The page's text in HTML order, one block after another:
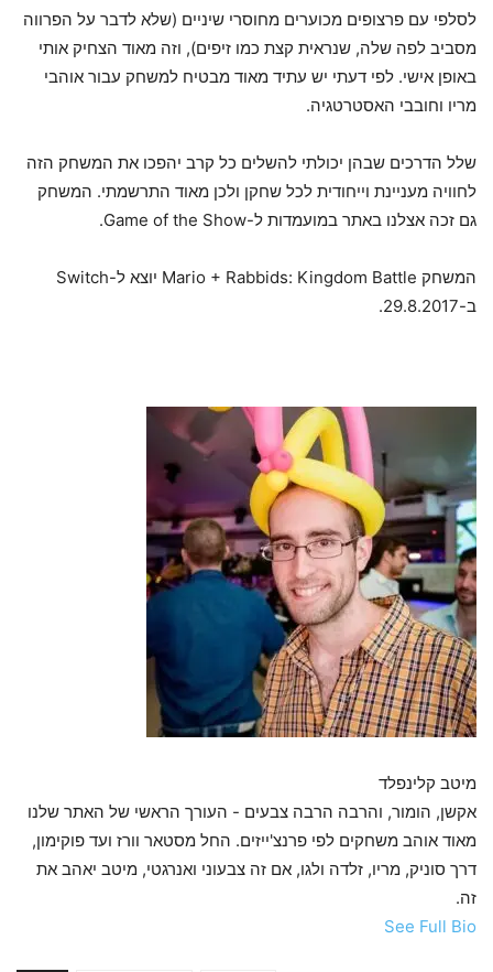
לסלפי עם פרצופים מכוערים מחוסרי שיניים (שלא לדבר על הפרווה
מסביב לפה שלה, שנראית קצת כמו זיפים), וזה מאוד הצחיק אותי
באופן אישי. לפי דעתי יש עתיד מאוד מבטיח למשחק עבור אוהבי
מריו וחובבי האסטרטגיה.
שלל הדרכים שבהן יכולתי להשלים כל קרב יהפכו את המשחק הזה
לחוויה מעניינת וייחודית לכל שחקן ולכן מאוד התרשמתי. המשחק
גם זכה אצלנו באתר במועמדות ל-Game of the Show.
המשחק Mario + Rabbids: Kingdom Battle יוצא ל-Switch
ב-29.8.2017.
מיטב קלינפלד
אקשן, הומור, והרבה הרבה צבעים - העורך הראשי של האתר שלנו
מאוד אוהב משחקים לפי פרנצ'ייזים. החל מסטאר וורז ועד פוקימון,
דרך סוניק, מריו, זלדה ולגו, אם זה צבעוני ואנרגטי, מיטב יאהב את
זה.
See Full Bio